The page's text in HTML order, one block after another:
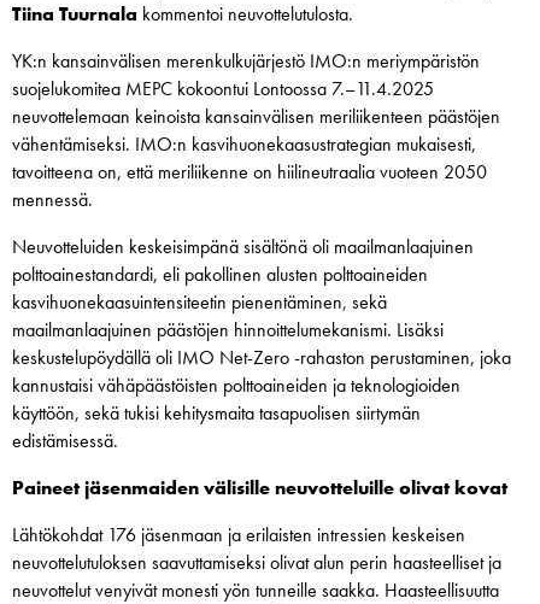
Tiina Tuurnala kommentoi neuvottelutulosta.
YK:n kansainvälisen merenkulkujärjestö IMO:n meriympäristön
suojelukomitea MEPC kokoontui Lontoossa 7.–11.4.2025
neuvottelemaan keinoista kansainvälisen meriliikenteen päästöjen
vähentämiseksi. IMO:n kasvihuonekaasustrategian mukaisesti,
tavoitteena on, että meriliikenne on hiilineutraalia vuoteen 2050
mennessä.
Neuvotteluiden keskeisimpänä sisältönä oli maailmanlaajuinen
polttoainestandardi, eli pakollinen alusten polttoaineiden
kasvihuonekaasuintensiteetin pienentäminen, sekä
maailmanlaajuinen päästöjen hinnoittelumekanismi. Lisäksi
keskustelupöydällä oli IMO Net-Zero -rahaston perustaminen, joka
kannustaisi vähäpäästöisten polttoaineiden ja teknologioiden
käyttöön, sekä tukisi kehitysmaita tasapuolisen siirtymän
edistämisessä.
Paineet jäsenmaiden välisille neuvotteluille olivat kovat
Lähtökohdat 176 jäsenmaan ja erilaisten intressien keskeisen
neuvottelutuloksen saavuttamiseksi olivat alun perin haasteelliset ja
neuvottelut venyivät monesti yön tunneille saakka. Haasteellisuutta